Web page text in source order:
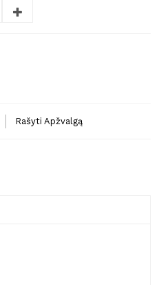
Rašyti Apžvalgą